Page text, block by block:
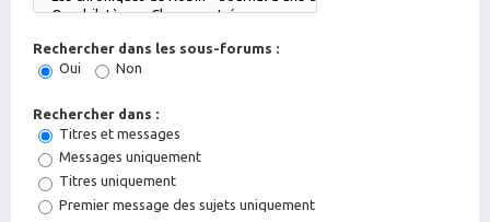
Rechercher dans les sous-forums :
Oui
Non
Rechercher dans :
Titres et messages
Messages uniquement
Titres uniquement
Premier message des sujets uniquement